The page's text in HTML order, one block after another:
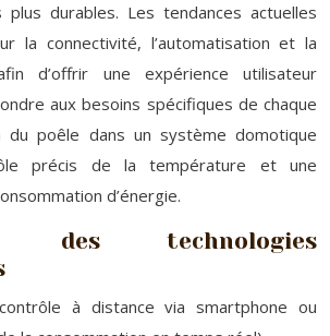
plus durables. Les tendances actuelles
la connectivité, l’automatisation et la
d’offrir une expérience utilisateur
aux besoins spécifiques de chaque
du poêle dans un système domotique
précis de la température et une
d’énergie.
des technologies
à distance via smartphone ou